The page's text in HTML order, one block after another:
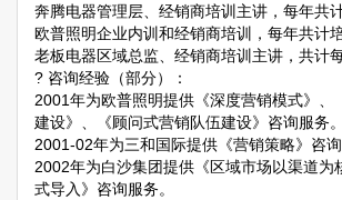
奔腾电器管理层、经销商培训主讲，每年共
欧普照明企业内训和经销商培训，每年共计培
老板电器区域总监、经销商培训主讲，共计
? 咨询经验（部分）：
2001年为欧普照明提供《深度营销模式》、
建设》、《顾问式营销队伍建设》咨询服务。
2001-02年为三和国际提供《营销策略》咨询
2002年为白沙集团提供《区域市场以渠道为
式导入》咨询服务。